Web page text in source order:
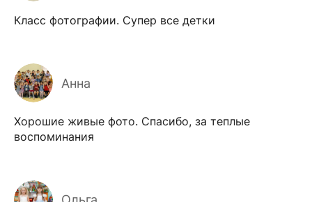
Класс фотографии. Супер все детки
Анна
Хорошие живые фото. Спасибо, за теплые
воспоминания